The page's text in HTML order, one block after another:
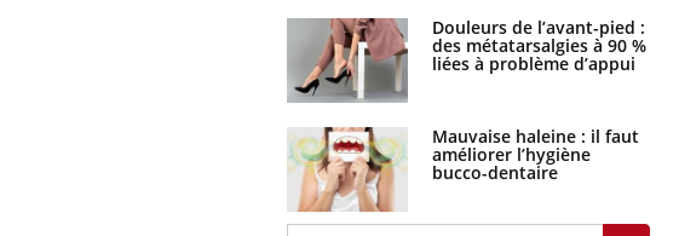
Douleurs de l’avant-pied :
des métatarsalgies à 90 %
liées à problème d’appui
Mauvaise haleine : il faut
améliorer l’hygiène
bucco-dentaire